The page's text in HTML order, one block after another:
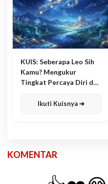
KUIS: Seberapa Leo Sih
Kamu? Mengukur
Tingkat Percaya Diri dan
Ikuti Kuisnya ➔
KOMENTAR